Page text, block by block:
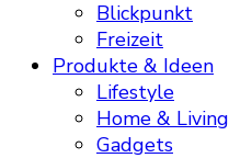
Blickpunkt
Freizeit
Produkte & Ideen
Lifestyle
Home & Living
Gadgets